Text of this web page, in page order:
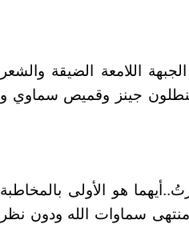
اللامعة الضيقة والشعر
جينز وقميص سماوي و
هو الأولى بالمخاطبة
سماوات الله ودون نظر